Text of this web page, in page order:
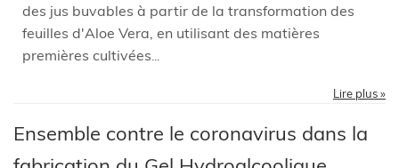
des jus buvables à partir de la transformation des
feuilles d'Aloe Vera, en utilisant des matières
premières cultivées...
Lire plus »
Ensemble contre le coronavirus dans la